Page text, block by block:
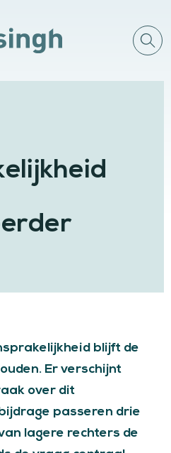
blijft de
Er verschijnt
over dit
passeren drie
lagere rechters de